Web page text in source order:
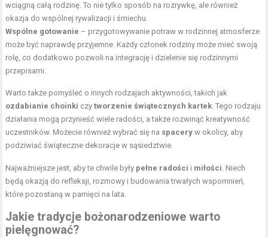
wciągną całą rodzinę. To nie tylko sposób na rozrywkę, ale również
okazja do wspólnej rywalizacji i śmiechu.
Wspólne gotowanie – przygotowywanie potraw w rodzinnej atmosferze
może być naprawdę przyjemne. Każdy członek rodziny może mieć swoją
rolę, co dodatkowo pozwoli na integrację i dzielenie się rodzinnymi
przepisami.
Warto także pomyśleć o innych rodzajach aktywności, takich jak
ozdabianie choinki czytworzenie świątecznych kartek. Tego rodzaju
działania mogą przynieść wiele radości, a także rozwinąć kreatywność
uczestników. Możecie również wybrać się na spacery w okolicy, aby
podziwiać świąteczne dekoracje w sąsiedztwie.
Najważniejsze jest, aby te chwile były pełne radości i miłości. Niech
będą okazją do refleksji, rozmowy i budowania trwałych wspomnień,
które pozostaną w pamięci na lata.
Jakie tradycje bożonarodzeniowe warto
pielęgnować?